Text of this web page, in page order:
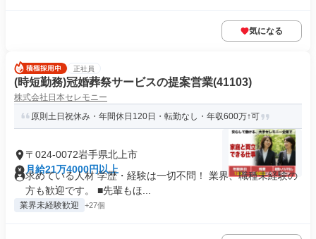
気になる
正社員
(時短勤務)冠婚葬祭サービスの提案営業(41103)
株式会社日本セレモニー
原則土日祝休み・年間休日120日・転勤なし・年収600万↑可
〒024-0072岩手県北上市
月給21万4000円以上
求めている人材 学歴・経験は一切不問！ 業界、職種未経験の
方も歓迎です。 ■先輩もほ...
業界未経験歓迎 +27個